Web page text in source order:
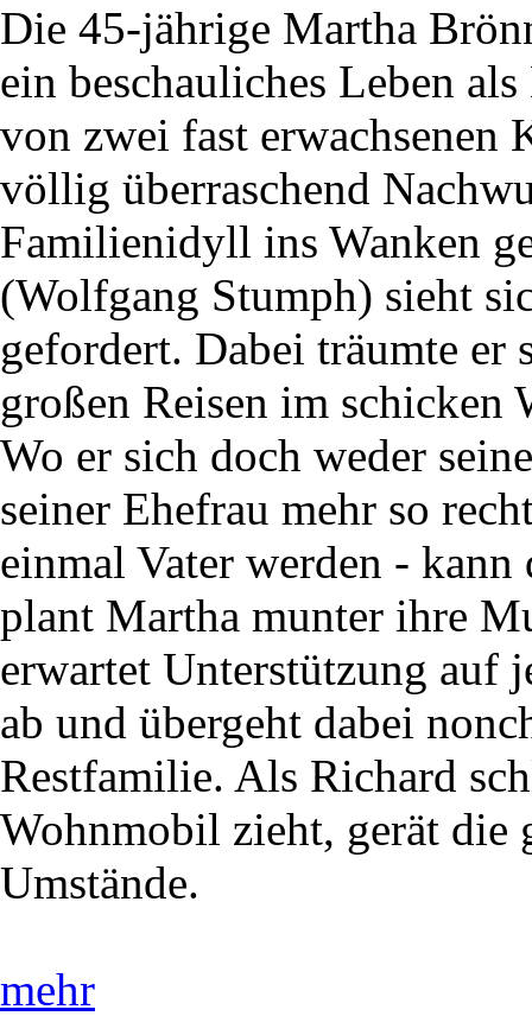
Die 45-jährige Martha
ein beschauliches Leben
von zwei fast erwachsenen
völlig überraschend
Familienidyll ins Wanken
(Wolfgang Stumph) sieht
gefordert. Dabei träumte er
großen Reisen im schicken
Wo er sich doch weder
seiner Ehefrau mehr so
einmal Vater werden -
plant Martha munter ihre
erwartet Unterstützung auf
ab und übergeht dabei
Restfamilie. Als Richard
Wohnmobil zieht, gerät die
Umstände.
mehr